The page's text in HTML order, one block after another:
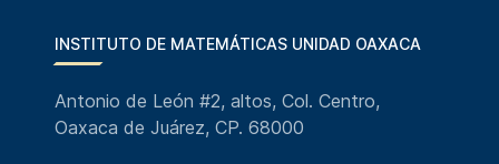
INSTITUTO DE MATEMÁTICAS UNIDAD OAXACA
Antonio de León #2, altos, Col. Centro,
Oaxaca de Juárez, CP. 68000